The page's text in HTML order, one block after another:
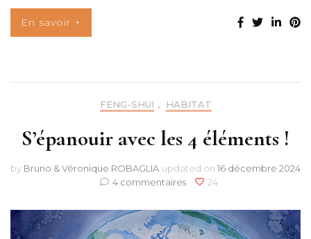
En savoir +
FENG-SHUI , HABITAT
S’épanouir avec les 4 éléments !
by Bruno & Véronique ROBAGLIA updated on 16 décembre 2024
4 commentaires
sur
avec
les
4
24